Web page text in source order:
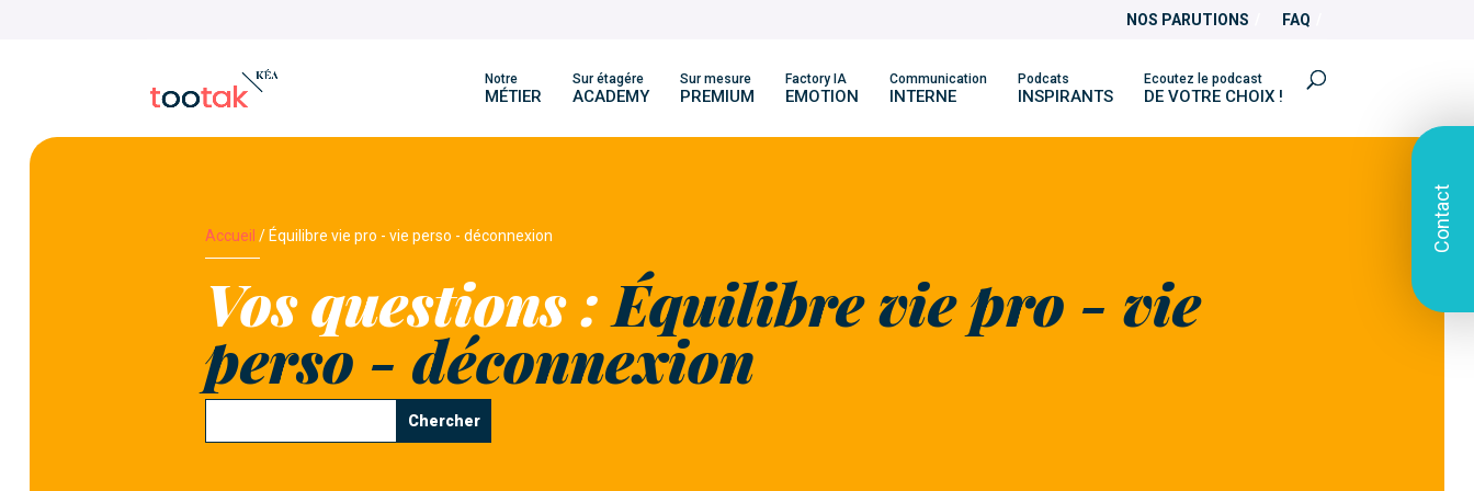
NOS PARUTIONS FAQ
Notre
MÉTIER
Sur étagére
ACADEMY
Sur mesure
PREMIUM
Factory IA
EMOTION
Communication
INTERNE
Podcats
INSPIRANTS
Ecoutez le podcast
DE VOTRE CHOIX !
Accueil / Équilibre vie pro - vie perso - déconnexion
Vos questions : Équilibre vie pro - vie
perso - déconnexion
Contact